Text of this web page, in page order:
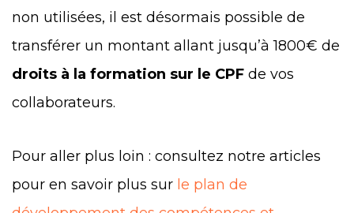
non utilisées, il est désormais possible de
transférer un montant allant jusqu’à 1800€ de
droits à la formation sur le CPF de vos
collaborateurs.
Pour aller plus loin : consultez notre articles
pour en savoir plus sur le plan de